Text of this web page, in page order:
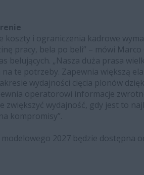
koszty i ograniczenia kadrowe
pracy, bela po beli” – mówi Marco
belujących. „Nasza duża prasa
te potrzeby. Zapewnia większą
wydajności cięcia plonów
operatorowi informacje
zwiększyć wydajność, gdy jest to
kompromisy”.
2027 będzie dostępna